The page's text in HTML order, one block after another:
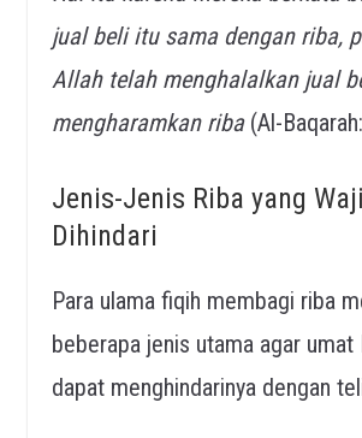
jual beli itu sama dengan riba,
Allah telah menghalalkan jual
mengharamkan riba(Al-
Jenis-Jenis Riba yang
Dihindari
Para ulama fiqih membagi riba
beberapa jenis utama agar umat
dapat menghindarinya dengan